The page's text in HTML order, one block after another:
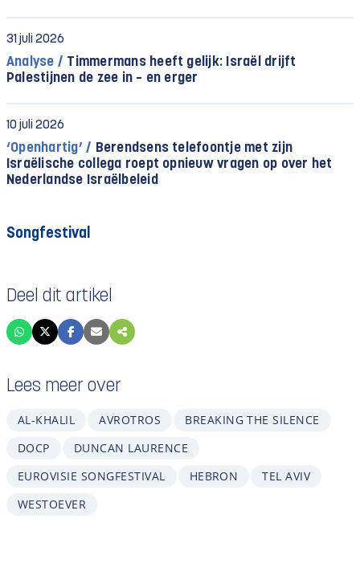
31 juli 2026
Analyse / Timmermans heeft gelijk: Israël drijft
Palestijnen de zee in – en erger
10 juli 2026
‘Openhartig’ / Berendsens telefoontje met zijn
Israëlische collega roept opnieuw vragen op over het
Nederlandse Israëlbeleid
Songfestival
Deel dit artikel
Lees meer over
AL-KHALIL AVROTROS
BREAKING THE SILENCE
DOCP
DUNCAN LAURENCE
EUROVISIE SONGFESTIVAL
HEBRON
TEL AVIV
WESTOEVER